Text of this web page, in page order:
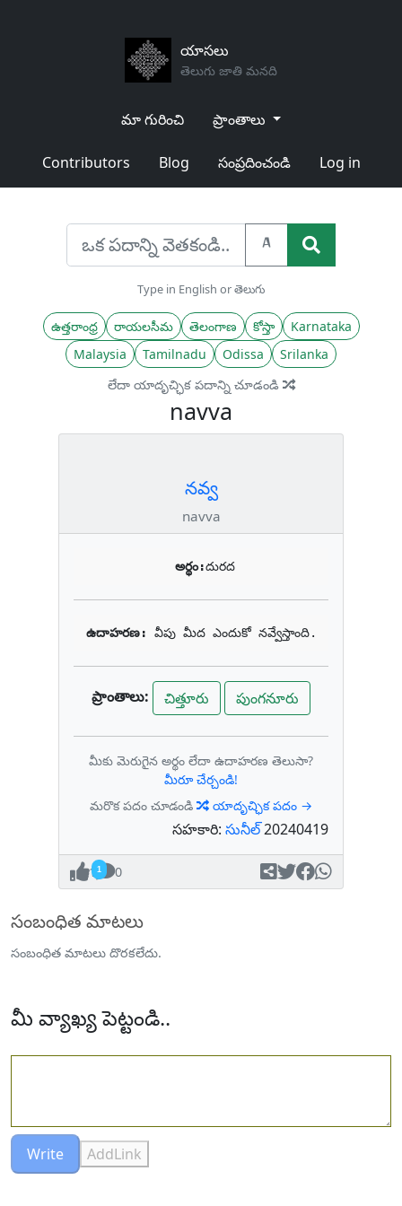
యాసలు
తెలుగు జాతి మనది
మా గురించి ప్రాంతాలు
Contributors Blog సంప్రదించండి Log in
A
Type in English or తెలుగు
ఉత్తరాంధ్ర రాయలసీమ తెలంగాణ కోస్తా
Karnataka
Malaysia
Tamilnadu Odissa
Srilanka
లేదా యాదృచ్ఛిక పదాన్ని చూడండి
navva
నవ్వ
navva
అర్థం:దురద
ఉదాహరణ: వీపు మీద ఎందుకో నవ్వేస్తాంది.
ప్రాంతాలు: చిత్తూరు పుంగనూరు
మీకు మెరుగైన అర్థం లేదా ఉదాహరణ తెలుసా?
మీరూ చేర్చండి!
మరొక పదం చూడండి
యాదృచ్ఛిక పదం →
సహకారి: సునీల్20240419
1 0
సంబంధిత మాటలు
సంబంధిత మాటలు దొరకలేదు.
మీ వ్యాఖ్య పెట్టండి..
Write AddLink